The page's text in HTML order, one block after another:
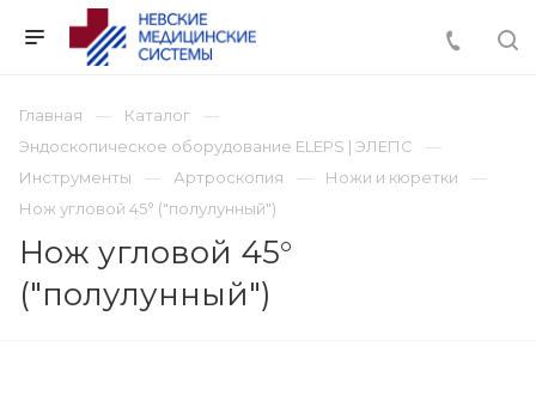
Главная
Каталог
Эндоскопическое оборудование ELEPS | ЭЛЕПС
Инструменты
Артроскопия
Ножи и кюретки
Нож угловой 45° ("полулунный")
Нож угловой 45°
("полулунный")